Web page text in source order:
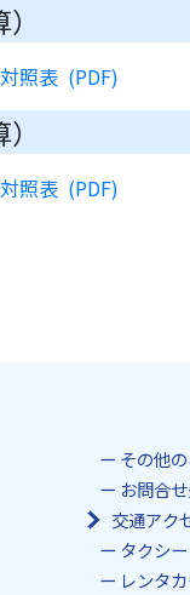
照表
照表
その他
お問合
交通アク
タクシー
レンタ